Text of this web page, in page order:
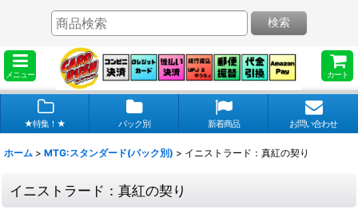
メニュー カート
検索
★特集！★ パック別 新着商品 お問い合わせ
ホーム > MTG:スタンダード(パック別) > イニストラード：真紅の契り
イニストラード：真紅の契り